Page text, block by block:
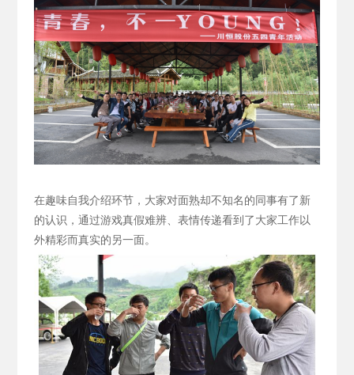
在趣味自我介绍环节，大家对面熟却不知名的同事有了新
的认识，通过游戏真假难辨、表情传递看到了大家工作以
外精彩而真实的另一面。